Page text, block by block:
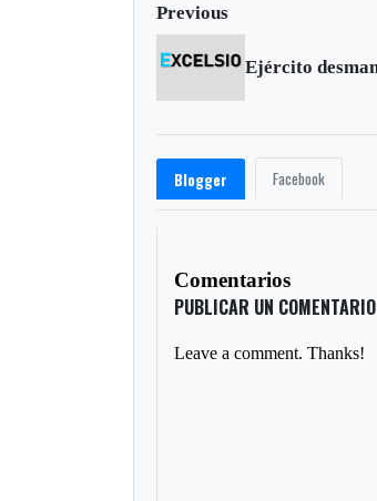
Previous
Blogger Facebook
Comentarios
PUBLICAR UN COMENTARIO
Leave a comment. Thanks!